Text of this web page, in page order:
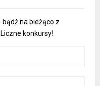
na bieżąco z
konkursy!